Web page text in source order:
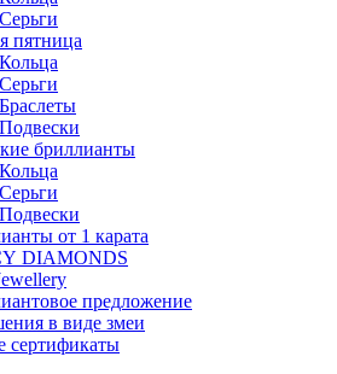
Серьги
пятница
Кольца
Серьги
Браслеты
Подвески
бриллианты
Кольца
Серьги
Подвески
от 1 карата
DIAMONDS
предложение
в виде змеи
сертификаты